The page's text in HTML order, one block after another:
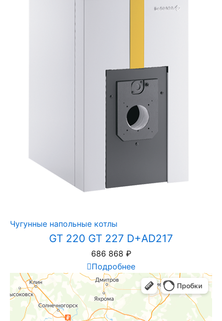
Чугунные напольные котлы
GT 220 GT 227 D+AD217
686 868 ₽
Подробнее